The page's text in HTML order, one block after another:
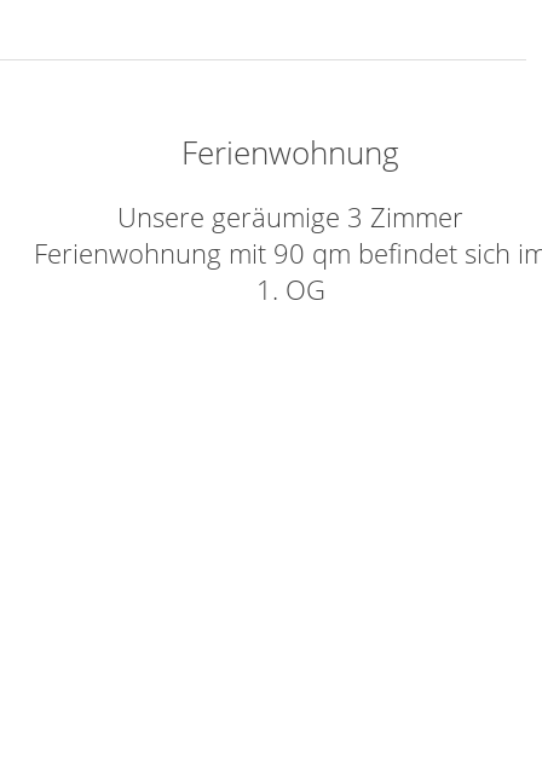
Ferienwohnung
Unsere geräumige 3 Zimmer
Ferienwohnung mit 90 qm befindet sich
1. OG